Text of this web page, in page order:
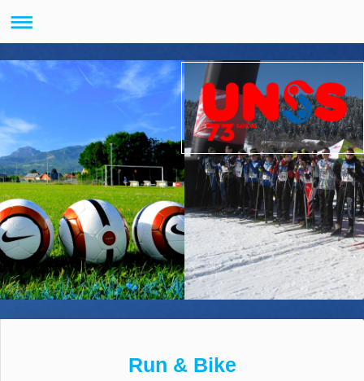
Run & Bike